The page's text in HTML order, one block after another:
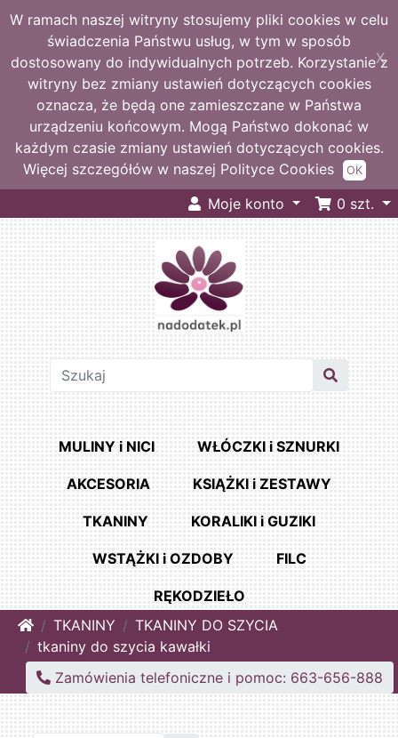
W ramach naszej witryny stosujemy pliki cookies w celu
świadczenia Państwu usług, w tym w sposób
dostosowany do indywidualnych potrzeb. Korzystanie z
witryny bez zmiany ustawień dotyczących cookies
oznacza, że będą one zamieszczane w Państwa
urządzeniu końcowym. Mogą Państwo dokonać w
każdym czasie zmiany ustawień dotyczących cookies.
Więcej szczegółów w naszej Polityce Cookies
X
OK
Moje konto 0 szt.
MULINY i NICI WŁÓCZKI i SZNURKI
AKCESORIA KSIĄŻKI i ZESTAWY
TKANINY KORALIKI i GUZIKI
WSTĄŻKI i OZDOBY FILC
RĘKODZIEŁO
HomeTKANINY
TKANINY DO SZYCIA
tkaniny do szycia kawałki
Zamówienia telefoniczne i pomoc: 663-656-888